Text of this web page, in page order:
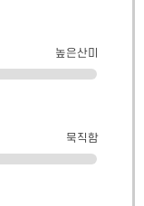
높은산미
묵직함